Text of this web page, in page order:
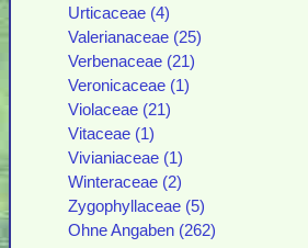
Urticaceae (4)
Valerianaceae (25)
Verbenaceae (21)
Veronicaceae (1)
Violaceae (21)
Vitaceae (1)
Vivianiaceae (1)
Winteraceae (2)
Zygophyllaceae (5)
Ohne Angaben (262)